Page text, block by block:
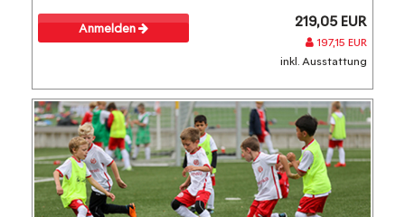
Anmelden 219,05 EUR
197,15 EUR
inkl. Ausstattung